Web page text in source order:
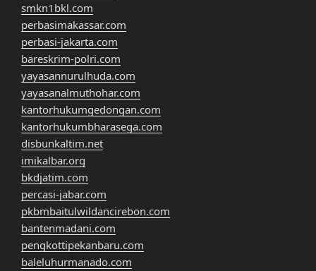
smkn1bkl.com
perbasimakassar.com
perbasi-jakarta.com
bareskrim-polri.com
yayasannurulhuda.com
yayasanalmuthohar.com
kantorhukumgedongan.com
kantorhukumbharasega.com
disbunkaltim.net
imikalbar.org
bkdjatim.com
percasi-jabar.com
pkbmbaitulwildancirebon.com
bantenmadani.com
pengkottipekanbaru.com
baleluhurmanado.com